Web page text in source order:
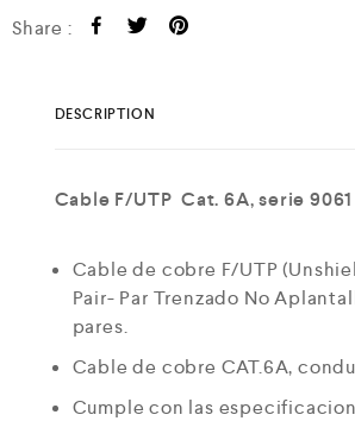
Share :
DESCRIPTION
Cable F/UTP Cat. 6A, serie 9061
Cable de cobre F/UTP
Pair- Par Trenzado No
pares.
Cable de cobre CAT.6A,
Cumple con las